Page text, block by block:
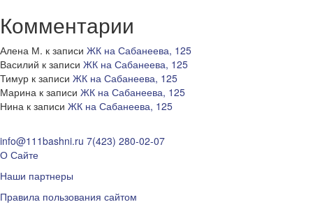
Комментарии
Алена М. к записи ЖК на Сабанеева, 125
Василий к записи ЖК на Сабанеева, 125
Тимур к записи ЖК на Сабанеева, 125
Марина к записи ЖК на Сабанеева, 125
Нина к записи ЖК на Сабанеева, 125
info@111bashni.ru 7(423) 280-02-07
О Сайте
Наши партнеры
Правила пользования сайтом